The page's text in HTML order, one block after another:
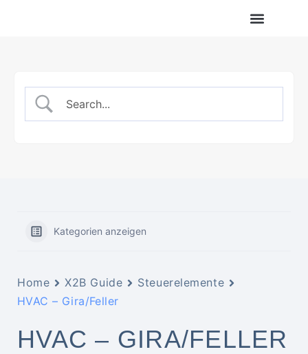
Kategorien anzeigen
Home X2B Guide
Steuerelemente
HVAC – Gira/Feller
HVAC – GIRA/FELLER